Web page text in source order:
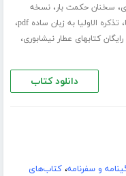
، سخنان حکمت بار،نسخه
، تذکره الاولیا به زبان ساده pdf ،
رایگان کتابهای عطار نیشابوری،
دانلود کتاب
و سفرنامه،کتاب‌های